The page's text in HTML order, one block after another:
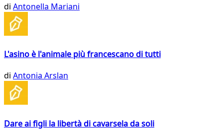
di Antonella Mariani
L'asino è l'animale più francescano di tutti
di Antonia Arslan
Dare ai figli la libertà di cavarsela da soli